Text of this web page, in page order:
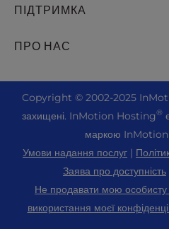
UltraStack ONE для
Хмарний VPS
Виділений хостинг серверів
Голі металеві сервери
Рішення для корпоративного
WordPress
Joomla Хостинг
cPanel Хостинг
Хостинг PHP
Magento Хостинг
PrestaShop Хостинг
Laravel Хостинг
ПІДТРИМКА
Живий чат
+44 2045 763722
Центр підтримки
Підтримка громади
WordPress Навчальні
ПРО НАС
Зв'яжіться з нами
Про нас
Новини
Партнерська програма
Copyright © 2002-2025
захищені. InMotion Hosting®
маркою
Умови надання послуг |
Заява про доступність
Не продавати мою
використання моєї